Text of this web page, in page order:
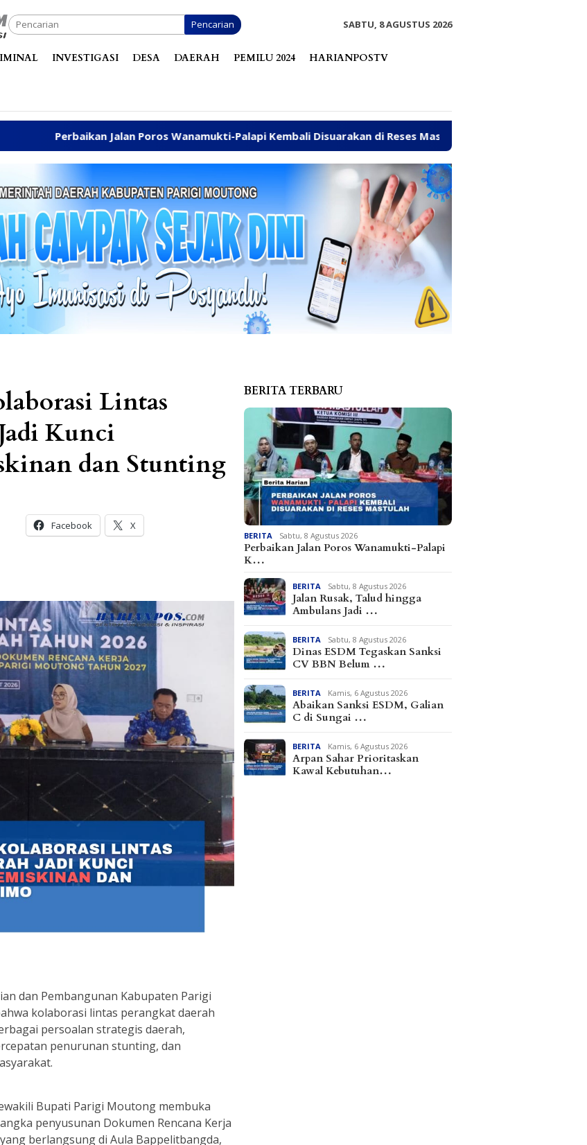
Pencarian SABTU, 8 AGUSTUS 2026
INVESTIGASI DESA DAERAH PEMILU 2024 HARIANPOSTV
Jalan Poros Wanamukti-Palapi Kembali Disuarakan di Reses Mastulah Jalan Rusak, Talud hingga
Lintas
Kunci
dan Stunting
Facebook X
dan Pembangunan Kabupaten Parigi
kolaborasi lintas perangkat daerah
persoalan strategis daerah,
penurunan stunting, dan
Bupati Parigi Moutong membuka
penyusunan Dokumen Rencana Kerja
berlangsung di Aula Bappelitbangda,
BERITA TERBARU
BERITA Sabtu, 8 Agustus 2026
Perbaikan Jalan Poros Wanamukti-Palapi
K…
BERITA Sabtu, 8 Agustus 2026
Jalan Rusak, Talud hingga
Ambulans Jadi …
BERITA Sabtu, 8 Agustus 2026
Dinas ESDM Tegaskan Sanksi
CV BBN Belum …
BERITA Kamis, 6 Agustus 2026
Abaikan Sanksi ESDM, Galian
C di Sungai …
BERITA Kamis, 6 Agustus 2026
Arpan Sahar Prioritaskan
Kawal Kebutuhan…